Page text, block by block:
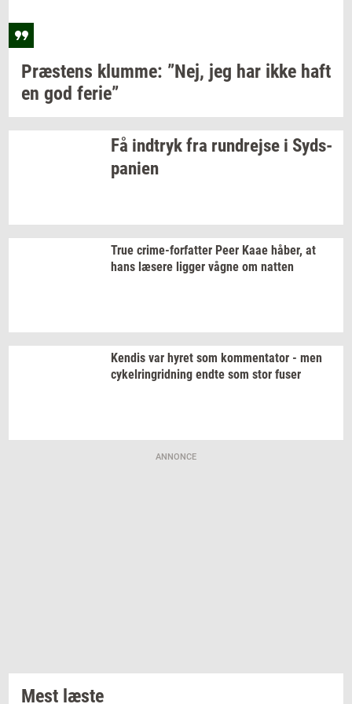
Præ­stens klum­me: ”Nej, jeg har ikke haft
en god ferie”
Få ind­trykfra run­drej­se i Syds­
pa­ni­en
True crime-​forfatter Peer Kaae håber, at
hans læ­se­re lig­ger vågne om nat­ten
Ken­dis var hyret som kom­men­ta­tor - men
cy­kel­rin­grid­ning endte som stor fuser
ANNONCE
Mest læste